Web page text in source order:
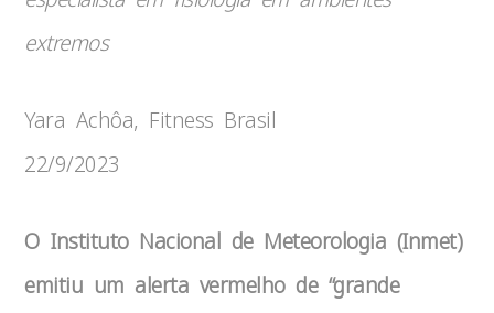
extremos
Yara Achôa, Fitness Brasil
22/9/2023
O Instituto Nacional de Meteorologia (Inmet)
emitiu um alerta vermelho de “grande